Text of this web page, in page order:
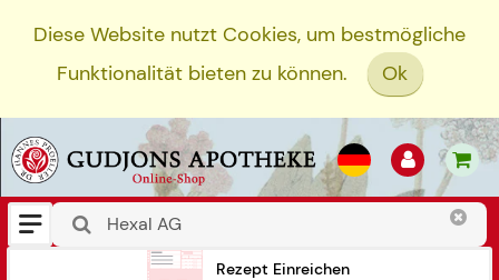
Diese Website nutzt Cookies, um bestmögliche
Funktionalität bieten zu können.
Ok
Rezept Einreichen